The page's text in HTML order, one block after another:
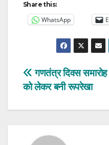
Share this:
WhatsApp
Post
navigation
गणतंत्र दिवस समारोह
को लेकर बनी रूपरेखा